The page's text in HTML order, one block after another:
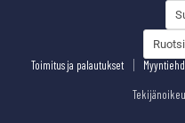
Ruotsi
Toimitus ja palautukset